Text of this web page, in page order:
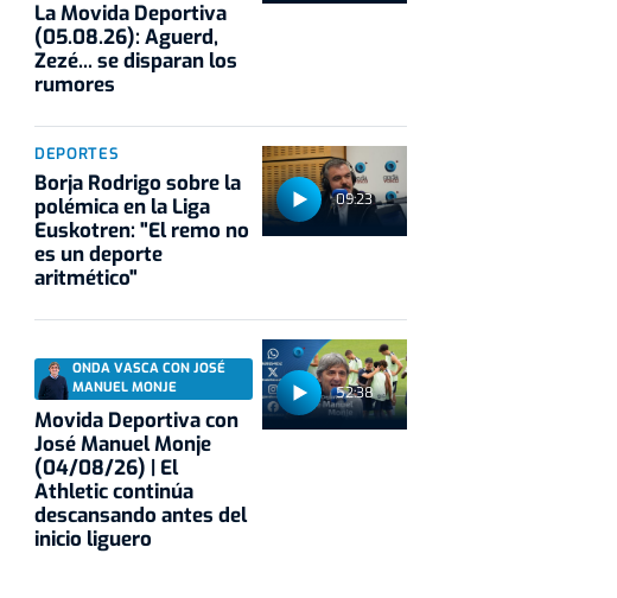
La Movida Deportiva
(05.08.26): Aguerd,
Zezé... se disparan los
rumores
09:23
DEPORTES
Borja Rodrigo sobre la
polémica en la Liga
Euskotren: "El remo no
es un deporte
aritmético"
52:38
ONDA VASCA CON JOSÉ
MANUEL MONJE
Movida Deportiva con
José Manuel Monje
(04/08/26) | El
Athletic continúa
descansando antes del
inicio liguero